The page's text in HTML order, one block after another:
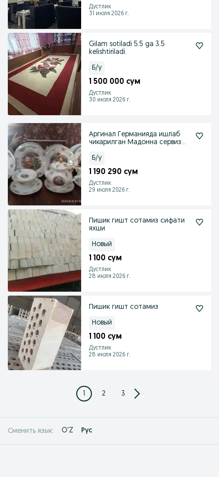
Дустлик
31 июля 2026 г.
Gilam sotiladi 5.5 ga 3.5
kelishtiriladi.
Б/у
1 500 000 сум
Дустлик
30 июля 2026 г.
Аргинал Германияда ишлаб
чикарилган Мадонна сервиз
Б/у
1 190 290 сум
Дустлик
29 июля 2026 г.
Пишик гишт сотамиз сифати
яхши
Новый
1 100 сум
Дустлик
28 июля 2026 г.
Пишик гишт сотамиз
Новый
1 100 сум
Дустлик
28 июля 2026 г.
1 2 3
Сменить язык: O'Z Рус